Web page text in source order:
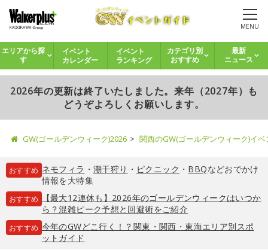
MENU
エリアから探
す
イベント
カレンダー
イベント
ランキング
カテゴリ別
おすすめ
最新
ニュース
2026年の更新は終了いたしました。来年（2027年）も
どうぞよろしくお願いします。
GW(ゴールデンウィーク)2026 関西のGW(ゴールデンウィーク)イ
おすすめ ネモフィラ ・ 潮干狩り ・ ピクニック ・ BBQなどおでかけ
情報を大特集
おすすめ
【最大12連休も】2026年のゴールデンウィークはいつか
ら？混雑ピーク予想と回避術をご紹介
おすすめ 今年のGWどこ行く！？関東・関西・東海エリア別スポ
ットガイド